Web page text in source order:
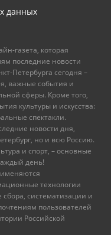
данных
газета, которая
последние новости
Петербурга сегодня –
важные события и
сферы. Кроме того,
культуры и искусства:
спектакли.
новости дня,
но и всю Россию.
и спорт, – основные
день!
технологии
систематизации и
пользователей
Российской